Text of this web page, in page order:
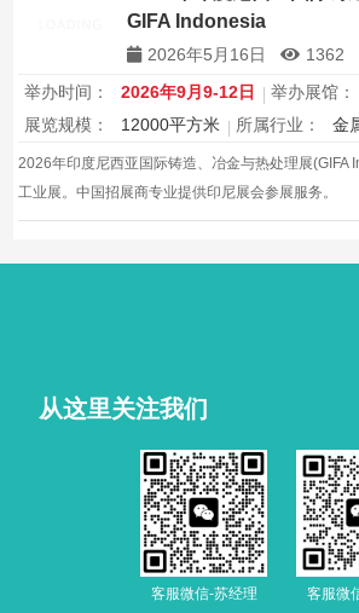
GIFA Indonesia
2026年5月16日
1362
举办时间：
2026年9月9-12日 举办展馆：
展览规模：
12000平方米 所属行业： 金
2026年印度尼西亚国际铸造、冶金与热处理展(GIFA
工业展。中国招展商专业提供印尼展会参展服务。
从这里关注我们
客服微信-苏经理 客服微